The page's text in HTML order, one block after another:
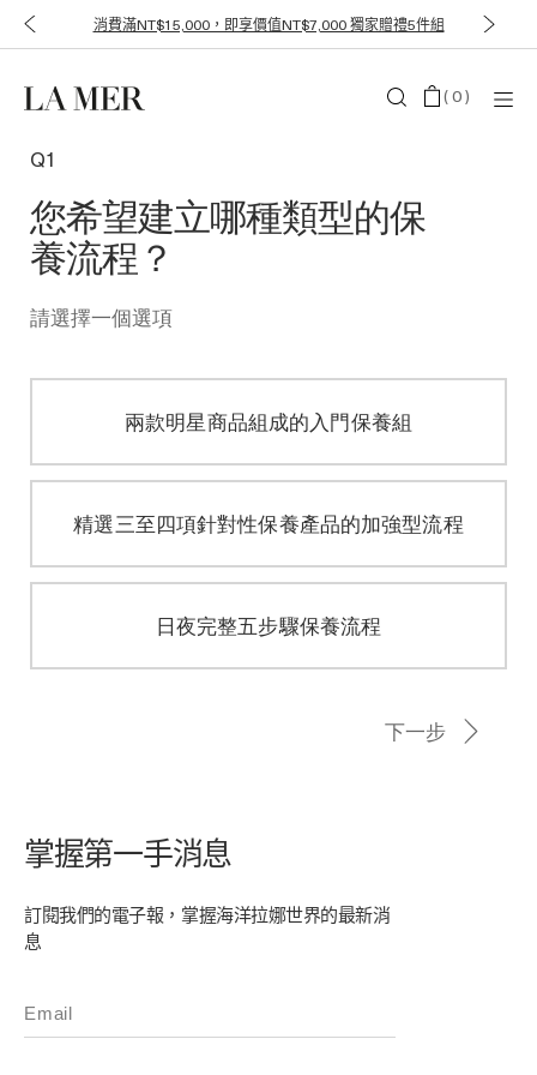
消費滿NT$15,000，即享價值NT$7,000 獨家贈禮5件組
(0)
掌握第一手消息
訂閱我們的電子報，掌握海洋拉娜世界的最新消
息